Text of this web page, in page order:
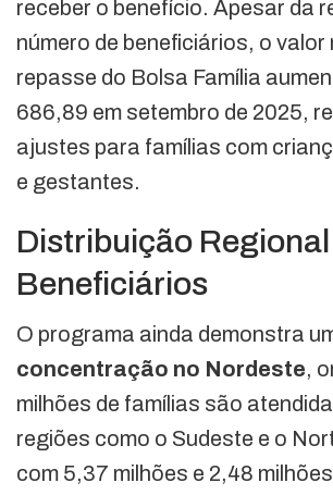
receber o benefício. Apesar da
número de beneficiários, o valor
repasse do Bolsa Família
686,89 em setembro de 2025,
ajustes para famílias com
e gestantes.
Distribuição
Beneficiários
O programa ainda demonstra
concentração no Nordeste,
milhões de famílias são
regiões como o Sudeste e o
com 5,37 milhões e 2,48